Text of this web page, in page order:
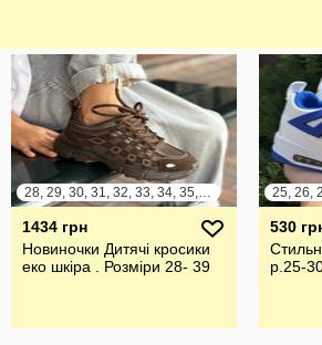
28, 29, 30, 31, 32, 33, 34, 35, 36, 37, 38, 39
1434 грн
Новиночки Дитячі кросики
еко шкіра . Розміри 28- 39
25, 26,
530
р.25-